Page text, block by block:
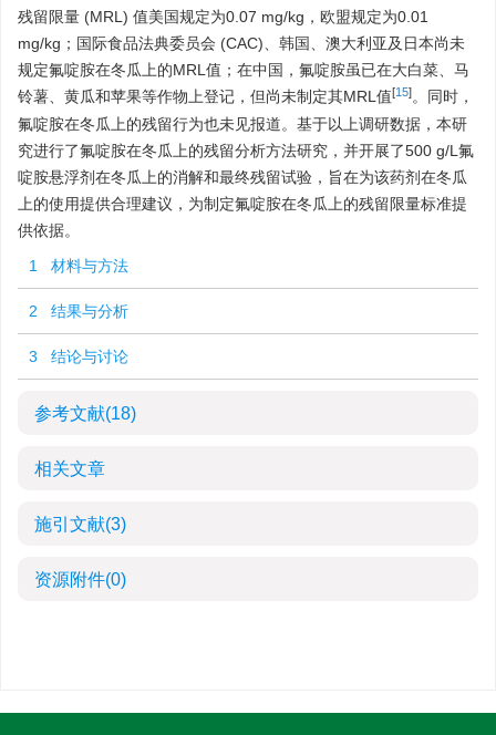
残留限量 (MRL) 值美国规定为0.07 mg/kg，欧盟规定为0.01
mg/kg；国际食品法典委员会 (CAC)、韩国、澳大利亚及日本尚未
规定氟啶胺在冬瓜上的MRL值；在中国，氟啶胺虽已在大白菜、马
铃薯、黄瓜和苹果等作物上登记，但尚未制定其MRL值[15]。同时，
氟啶胺在冬瓜上的残留行为也未见报道。基于以上调研数据，本研
究进行了氟啶胺在冬瓜上的残留分析方法研究，并开展了500 g/L氟
啶胺悬浮剂在冬瓜上的消解和最终残留试验，旨在为该药剂在冬瓜
上的使用提供合理建议，为制定氟啶胺在冬瓜上的残留限量标准提
供依据。
1 材料与方法
2 结果与分析
3 结论与讨论
参考文献(18)
相关文章
施引文献(3)
资源附件(0)